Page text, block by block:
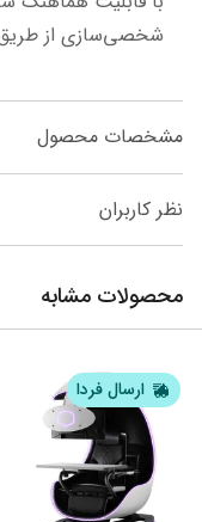
شخصی‌سازی از طریق نرم‌افزار, |, تأخیر 1 میلی‌ثانیه
مشخصات محصول
نظر کاربران
محصولات مشابه
ارسال فردا